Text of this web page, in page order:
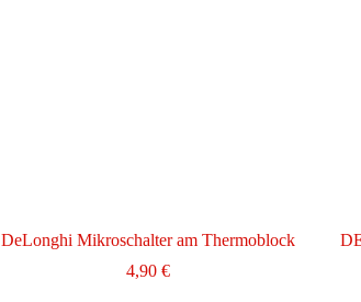
DeLonghi Mikroschalter am Thermoblock
4,90 €